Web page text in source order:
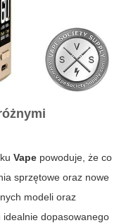
Vape powoduje, że co
sprzętowe oraz nowe
modeli oraz
dopasowanego